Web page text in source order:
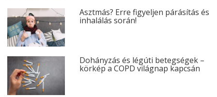
Asztmás? Erre figyeljen párásítás és
inhalálás során!
Dohányzás és légúti betegségek –
körkép a COPD világnap kapcsán